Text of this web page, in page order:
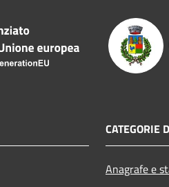
CATEGORIE
Anagrafe e